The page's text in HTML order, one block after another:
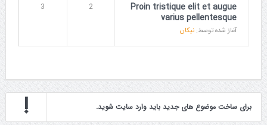
Proin tristique elit et augue
varius pellentesque
آغاز شده توسط: نیکان
2
3
برای ساخت موضوع های جدید باید وارد سایت شوید.